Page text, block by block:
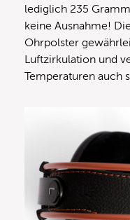
lediglich 235
keine Ausnahme!
Ohrpolster
Luftzirkulation und
Temperaturen auch